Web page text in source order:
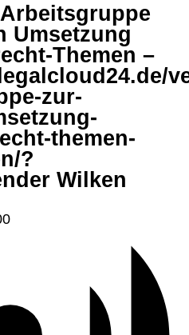
Arbeitsgruppe
Umsetzung
Themen –
zur-
themen-
?
Wilken